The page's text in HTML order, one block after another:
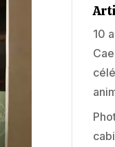
10